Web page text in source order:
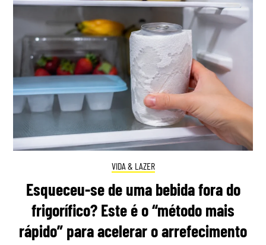
VIDA & LAZER
Esqueceu-se de uma bebida fora do
frigorífico? Este é o “método mais
rápido” para acelerar o arrefecimento